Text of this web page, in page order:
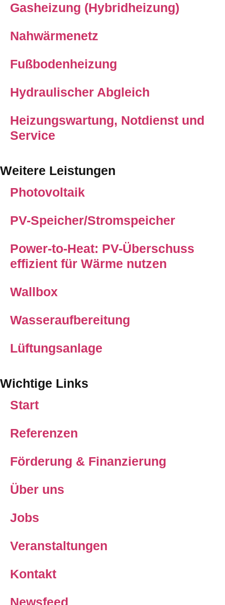
Gasheizung (Hybridheizung)
Nahwärmenetz
Fußbodenheizung
Hydraulischer Abgleich
Heizungswartung, Notdienst und
Service
Weitere Leistungen
Photovoltaik
PV-Speicher/Stromspeicher
Power-to-Heat: PV-Überschuss
effizient für Wärme nutzen
Wallbox
Wasseraufbereitung
Lüftungsanlage
Wichtige Links
Start
Referenzen
Förderung & Finanzierung
Über uns
Jobs
Veranstaltungen
Kontakt
Newsfeed